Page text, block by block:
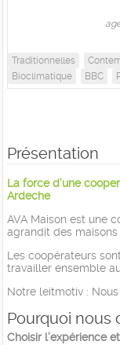
Traditionnelles
Bioclimatique
BBC
Présentation
La force d’une
Ardeche
AVA Maison est une
agrandit des
Les coopérateurs
travailler ensemble
Notre leitmotiv :
Pourquoi nous
Choisir l’expérience